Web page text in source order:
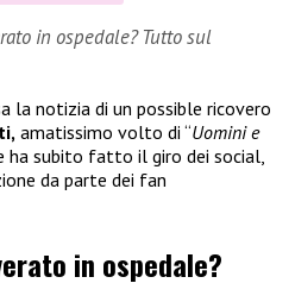
in ospedale? Tutto sul
la notizia di un possible ricovero
amatissimo volto di “Uomini e
ha subito fatto il giro dei social,
da parte dei fan
in ospedale?